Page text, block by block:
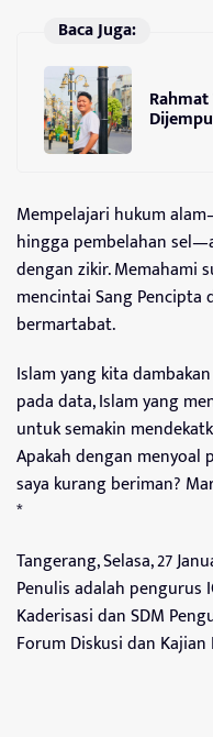
Baca Juga:
Mempelajari hukum
hingga pembelahan
dengan zikir. Memahami
mencintai Sang Pencipta
bermartabat.
Islam yang kita
pada data, Islam yang
untuk semakin
Apakah dengan menyoal
saya kurang beriman?
*
Tangerang, Selasa, 27
Penulis adalah pengurus
Kaderisasi dan SDM
Forum Diskusi dan Kajian